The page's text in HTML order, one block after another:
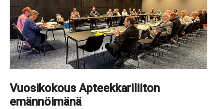
Vuosikokous Apteekkariliiton
emännöimänä